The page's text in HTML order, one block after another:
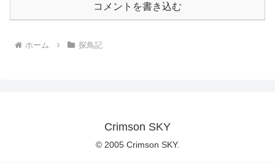
コメントを書き込む
ホーム 探鳥記
Crimson SKY
© 2005 Crimson SKY.